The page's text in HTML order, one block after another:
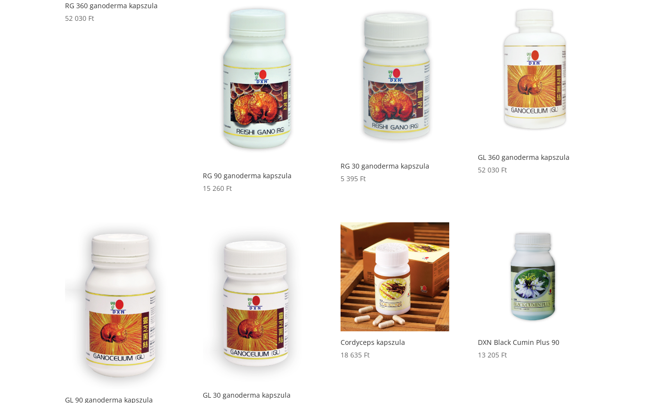
RG 360 ganoderma kapszula
52 030 Ft
RG 90 ganoderma kapszula
15 260 Ft
RG 30 ganoderma kapszula
5 395 Ft
GL 360 ganoderma kapszula
52 030 Ft
GL 90 ganoderma kapszula
GL 30 ganoderma kapszula
Cordyceps kapszula
18 635 Ft
DXN Black Cumin Plus 90
13 205 Ft